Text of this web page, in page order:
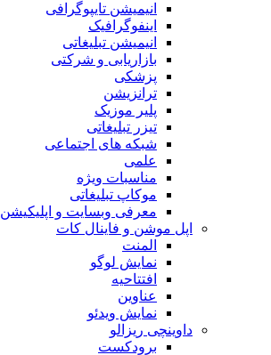
انیمیشن تایپوگرافی
اینفوگرافیک
انیمیشن تبلیغاتی
بازاریابی و شرکتی
پزشکی
ترانزیشن
پلیر موزیک
تیزر تبلیغاتی
شبکه های اجتماعی
علمی
مناسبات ویژه
موکاپ تبلیغاتی
معرفی وبسایت و اپلیکیشن
اپل موشن و فاینال کات
المنت
نمایش لوگو
افتتاحیه
عناوین
نمایش ویدئو
داوینچی ریزالو
برودکست